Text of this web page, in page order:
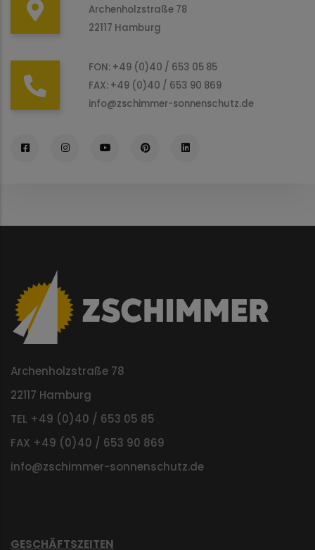
Archenholzstraße 78
22117 Hamburg
FON: +49 (0)40 / 653 05 85
FAX: +49 (0)40 / 653 90 869
info@zschimmer-sonnenschutz.de
Archenholzstraße 78
22117 Hamburg
TEL +49 (0)40 / 653 05 85
FAX +49 (0)40 / 653 90 869
info@zschimmer-sonnenschutz.de
GESCHÄFTSZEITEN